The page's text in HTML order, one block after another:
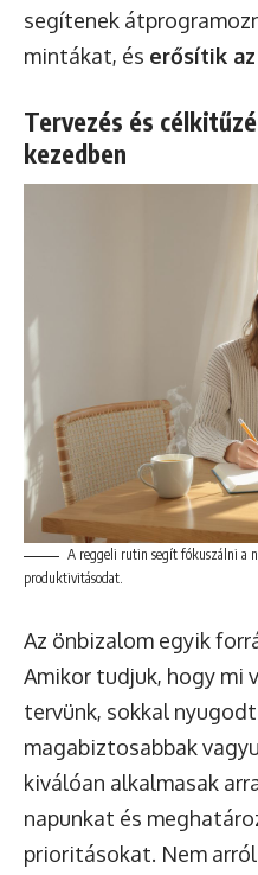
segítenek
mintákat, és erősítik
Tervezés és
kezedben
A reggeli rutin segít fókuszálni a
produktivitásodat.
Az önbizalom egyik
Amikor tudjuk, hogy mi
tervünk, sokkal
magabiztosabbak
kiválóan alkalmasak
napunkat és
prioritásokat. Nem